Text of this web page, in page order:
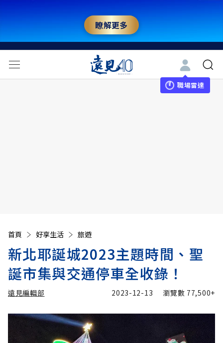
瞭解更多
職場雷達
首頁 好享生活 旅遊
新北耶誕城2023主題時間、聖
誕市集與交通停車全收錄！
遠見編輯部 2023-12-13 瀏覽數 77,500+